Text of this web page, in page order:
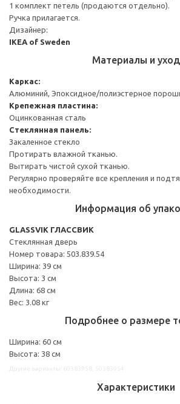
1 комплект петель (продаются отдельно).
Ручка прилагается.
Дизайнер:
IKEA of Sweden
Материалы и уход
Каркас:
Алюминий, Эпоксидное/полиэстерное
Крепежная пластина:
Оцинкованная сталь
Стеклянная панель:
Закаленное стекло
Протирать влажной тканью.
Вытирать чистой сухой тканью.
Регулярно проверяйте все крепления и
необходимости.
Информация об
GLASSVIK ГЛАССВИК
Стеклянная дверь
Номер товара: 503.839.54
Ширина: 39 см
Высота: 3 см
Длина: 68 см
Вес: 3.08 кг
Подробнее о размере
Ширина: 60 см
Высота: 38 см
Характеристики